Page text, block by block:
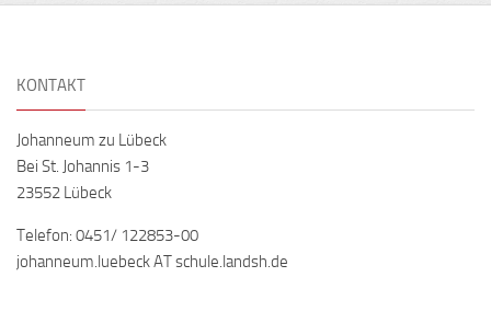
KONTAKT
Johanneum zu Lübeck
Bei St. Johannis 1-3
23552 Lübeck
Telefon: 0451/ 122853-00
johanneum.luebeck AT schule.landsh.de